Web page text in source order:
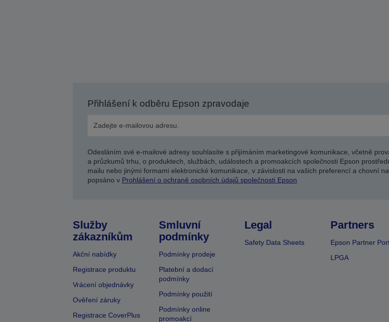
Přihlášení k odběru Epson zpravodaje
Odesláním své e-mailové adresy souhlasíte s přijímáním marketingové komunikace, včetně
a průzkumů trhu, o produktech, službách, událostech a promoakcích společnosti Epson
mailu nebo jinými formami elektronické komunikace, v závislosti na vašich preferencí a chovní
popsáno v Prohlášení o ochraně osobních údajů společnosti Epson
Služby
zákazníkům
Akční nabídky
Registrace produktu
Vrácení objednávky
Ověření záruky
Registrace CoverPlus
Smluvní
podmínky
Podmínky prodeje
Platební a dodací
podmínky
Podmínky použití
Podmínky online
promoakcí
Legal
Safety Data Sheets
Partners
Epson Partner
LPGA